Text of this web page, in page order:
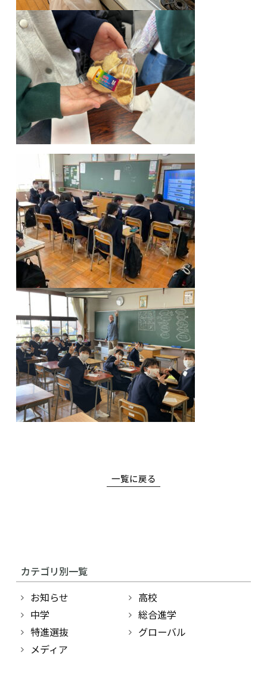
一覧に戻る
カテゴリ別一覧
お知らせ
高校
中学
総合進学
特進選抜
グローバル
メディア
高等学校
中学校
幼稚園
学校紹介
受験・入学案内
インフォメーション
096-354-5355